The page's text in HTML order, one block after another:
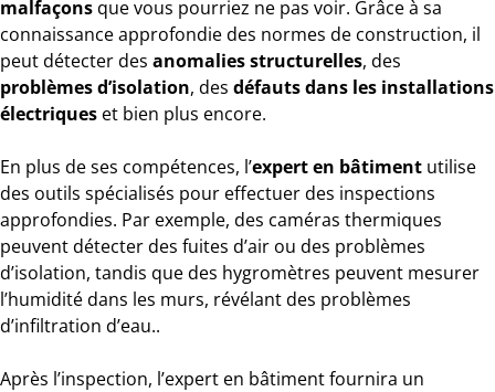
malfaçons que vous pourriez ne pas voir. Grâce à sa
connaissance approfondie des normes de construction, il
peut détecter des anomalies structurelles, des
problèmes d’isolation, des défauts dans les installations
électriques et bien plus encore.
En plus de ses compétences, l’expert en bâtiment utilise
des outils spécialisés pour effectuer des inspections
approfondies. Par exemple, des caméras thermiques
peuvent détecter des fuites d’air ou des problèmes
d’isolation, tandis que des hygromètres peuvent mesurer
l’humidité dans les murs, révélant des problèmes
d’infiltration d’eau..
Après l’inspection, l’expert en bâtiment fournira un